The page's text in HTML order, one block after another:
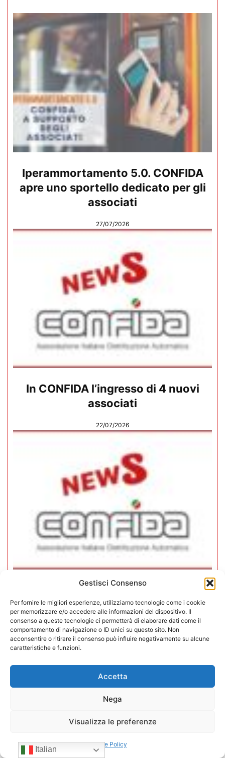
Gestisci Consenso
Per fornire le migliori esperienze, utilizziamo tecnologie come i cookie
per memorizzare e/o accedere alle informazioni del dispositivo. Il
consenso a queste tecnologie ci permetterà di elaborare dati come il
comportamento di navigazione o ID unici su questo sito. Non
acconsentire o ritirare il consenso può influire negativamente su alcune
caratteristiche e funzioni.
Accetta
Nega
Visualizza le preferenze
Cookie Policy
Iperammortamento 5.0. CONFIDA
apre uno sportello dedicato per gli
associati
27/07/2026
In CONFIDA l’ingresso di 4 nuovi
associati
22/07/2026
CONFIDA Servizi srl presenta il
nuovo Consiglio di Amministrazione
17/07/2026
Italian